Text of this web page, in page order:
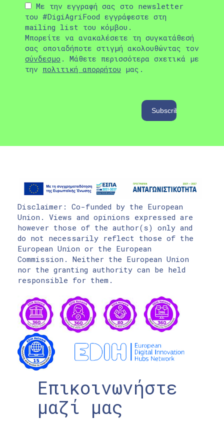
Με την εγγραφή σας στο newsletter
του #DigiAgriFood εγγράφεστε στη
mailing list του κόμβου.
Μπορείτε να ανακαλέσετε τη συγκατάθεσή
σας οποιαδήποτε στιγμή ακολουθώντας τον
σύνδεσμο . Μάθετε περισσότερα σχετικά με
την πολιτική απορρήτου μας.
Disclaimer: Co-funded by the European
Union. Views and opinions expressed are
however those of the author(s) only and
do not necessarily reflect those of the
European Union or the European
Commission. Neither the European Union
nor the granting authority can be held
responsible for them.
Επικοινωνήστε
μαζί μας